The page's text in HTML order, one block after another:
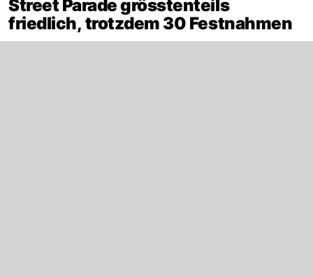
Street Parade grösstenteils
friedlich, trotzdem 30 Festnahmen